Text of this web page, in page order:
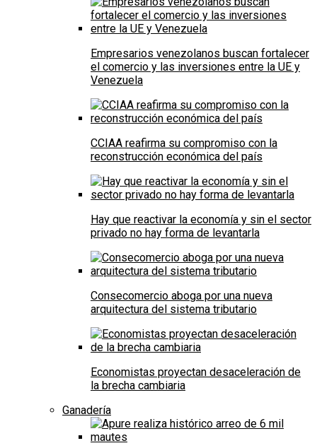
Empresarios venezolanos buscan fortalecer
el comercio y las inversiones entre la UE y
Venezuela
CCIAA reafirma su compromiso con la
reconstrucción económica del país
Hay que reactivar la economía y sin el sector
privado no hay forma de levantarla
Consecomercio aboga por una nueva
arquitectura del sistema tributario
Economistas proyectan desaceleración de
la brecha cambiaria
Ganadería